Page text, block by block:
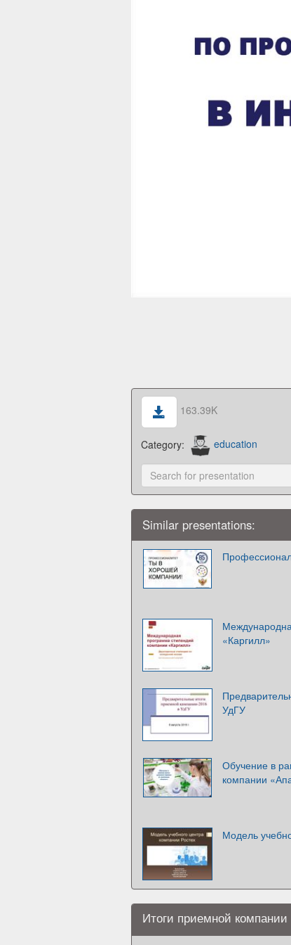
163.39K
Category: education
Similar presentations:
«Каргилл»
УдГУ
Обучение в
компании
Модель
Итоги приемной компании